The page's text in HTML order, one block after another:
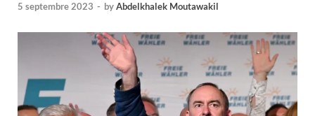
5 septembre 2023 - byAbdelkhalek Moutawakil